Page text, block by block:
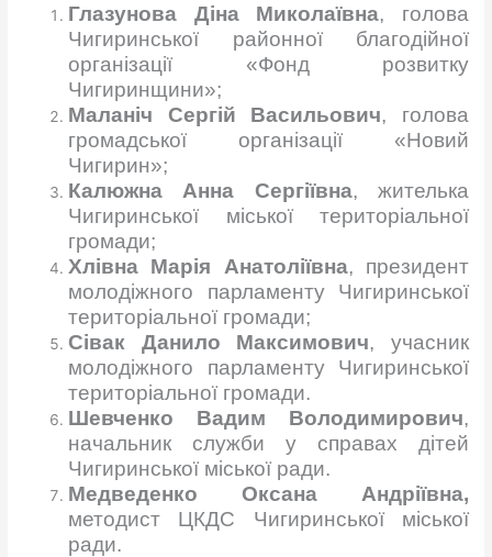
Глазунова Діна Миколаївна, голова
Чигиринської районної благодійної
організації «Фонд розвитку
Чигиринщини»;
Маланіч Сергій Васильович, голова
громадської організації «Новий
Чигирин»;
Калюжна Анна Сергіївна, жителька
Чигиринської міської територіальної
громади;
Хлівна Марія Анатоліївна, президент
молодіжного парламенту Чигиринської
територіальної громади;
Сівак Данило Максимович, учасник
молодіжного парламенту Чигиринської
територіальної громади.
Шевченко Вадим Володимирович,
начальник служби у справах дітей
Чигиринської міської ради.
Медведенко Оксана Андріївна,
методист ЦКДС Чигиринської міської
ради.